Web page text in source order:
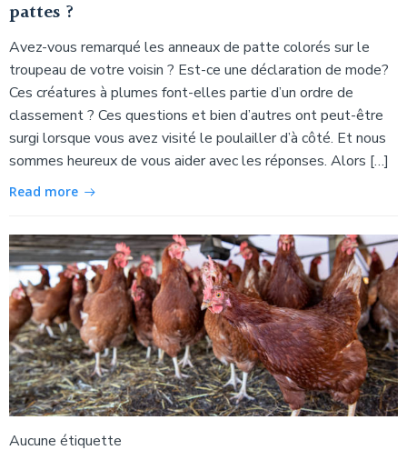
pattes ?
Avez-vous remarqué les anneaux de patte colorés sur le
troupeau de votre voisin ? Est-ce une déclaration de mode?
Ces créatures à plumes font-elles partie d’un ordre de
classement ? Ces questions et bien d’autres ont peut-être
surgi lorsque vous avez visité le poulailler d’à côté. Et nous
sommes heureux de vous aider avec les réponses. Alors […]
Read more
Aucune étiquette